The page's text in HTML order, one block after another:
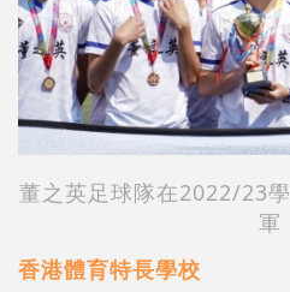
董之英足球隊在2022/23
軍
香港體育特長學校